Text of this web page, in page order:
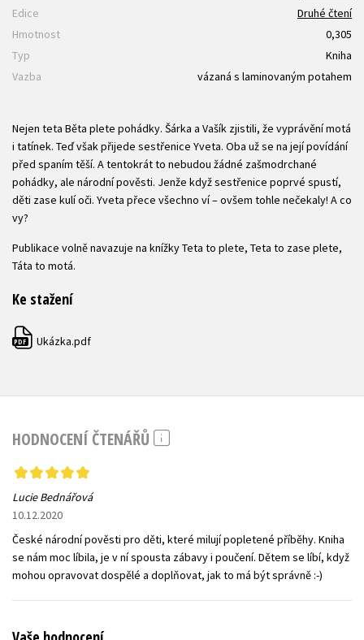
Edice
Druhé čtení
Hmotnost
0,305
Typ
Kniha
Vazba
vázaná s laminovaným potahem
Nejen teta Běta plete pohádky. Šárka a Vašík zjistili, že vyprávění motá
i tatínek. Teď však přijede sestřenice Yveta. Oba už se na její povídání
před spaním těší. A tentokrát to nebudou žádné zašmodrchané
pohádky, ale národní pověsti. Jenže když sestřenice poprvé spustí,
děti zase kulí oči. Yveta přece všechno ví – ovšem tohle nečekaly! A co
vy?
Publikace volně navazuje na knížky Teta to plete, Teta to zase plete,
Táta to motá.
Ke stažení
PDF Ukázka.pdf
HODNOCENÍ ČTENÁŘŮ
Lucie Bednářová
10.12.2020
České národní pověsti pro děti, které milují popletené příběhy. Kniha
se nám moc líbila, je v ní spousta zábavy i poučení. Dětem se líbí, když
mohou opravovat dospělé a doplňovat, jak to má být správně :-)